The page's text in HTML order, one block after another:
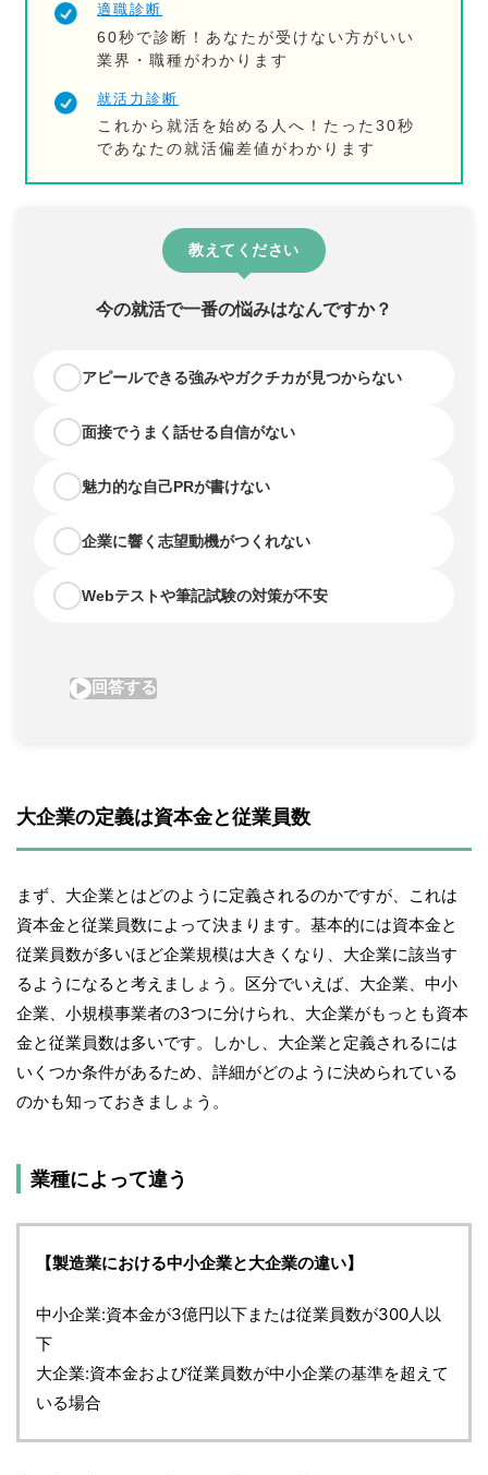
適職診断
60秒で診断！あなたが受けない方がいい
業界・職種がわかります
就活力診断
これから就活を始める人へ！たった30秒
であなたの就活偏差値がわかります
大企業の定義は資本金と従業員数
まず、大企業とはどのように定義されるのかですが、これは
資本金と従業員数によって決まります。基本的には資本金と
従業員数が多いほど企業規模は大きくなり、大企業に該当す
るようになると考えましょう。区分でいえば、大企業、中小
企業、小規模事業者の3つに分けられ、大企業がもっとも資本
金と従業員数は多いです。しかし、大企業と定義されるには
いくつか条件があるため、詳細がどのように決められている
のかも知っておきましょう。
業種によって違う
【製造業における中小企業と大企業の違い】
中小企業:資本金が3億円以下または従業員数が300人以
下
大企業:資本金および従業員数が中小企業の基準を超えて
いる場合